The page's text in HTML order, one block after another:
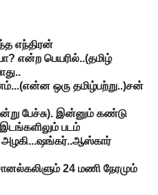
எந்திரன்
என்ற பெயரில்..(தமிழ்
ஒரு தமிழ்பற்று..)சன்
பேச்சு). இன்னும் கண்டு
படம்
அழகி...ஷங்கர்..ஆஸ்கார்
24 மணி நேரமும்